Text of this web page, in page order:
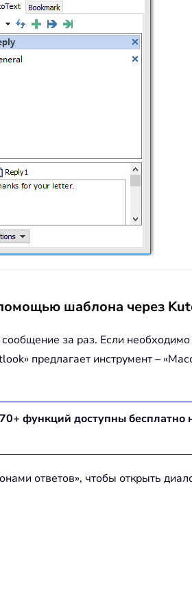
шаблона через
за раз. Если
предлагает инструмент – «
70+ функций доступны бесплатно
ответов», чтобы открыть